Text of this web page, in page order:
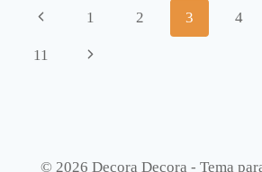
Navegación
de
Página
anterior
1 2 3 4
11
Siguiente
© 2026 Decora Decora - Tema